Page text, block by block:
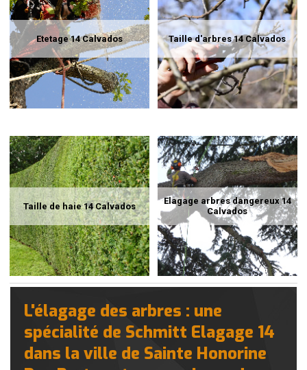
Etetage 14 Calvados Taille d'arbres 14 Calvados
Taille de haie 14 Calvados
Elagage arbres dangereux 14
Calvados
L'élagage des arbres : une
spécialité de Schmitt Elagage 14
dans la ville de Sainte Honorine